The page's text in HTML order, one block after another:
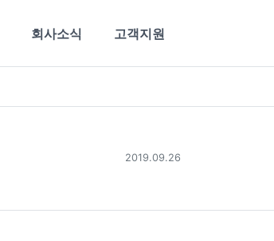
회사소식 고객지원
2019.09.26